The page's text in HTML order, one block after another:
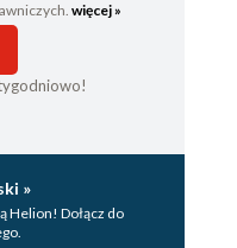
więcej »
»
Helion! Dołącz do